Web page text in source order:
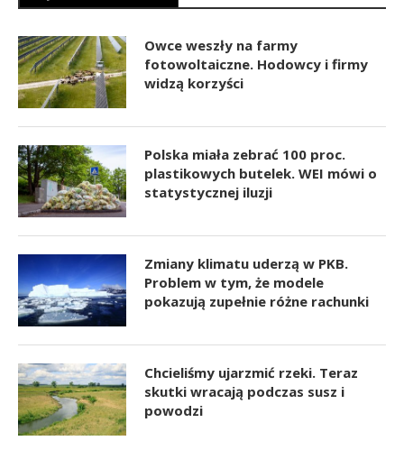
Owce weszły na farmy
fotowoltaiczne. Hodowcy i firmy
widzą korzyści
Polska miała zebrać 100 proc.
plastikowych butelek. WEI mówi o
statystycznej iluzji
Zmiany klimatu uderzą w PKB.
Problem w tym, że modele
pokazują zupełnie różne rachunki
Chcieliśmy ujarzmić rzeki. Teraz
skutki wracają podczas susz i
powodzi